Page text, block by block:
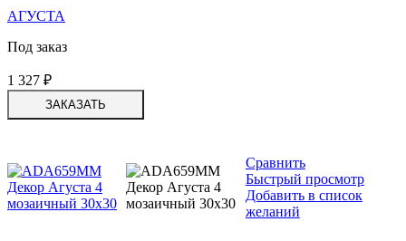
АГУСТА
Под заказ
1 327 ₽
ЗАКАЗАТЬ
Сравнить
Быстрый просмотр
Добавить в список
желаний